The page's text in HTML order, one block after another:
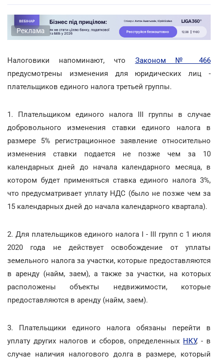
Реклама
Налоговики напоминают, что Законом № 466
предусмотрены изменения для юридических лиц -
плательщиков единого налога третьей группы.
1. Плательщиком единого налога III группы в случае
добровольного изменения ставки единого налога в
размере 5% регистрационное заявление относительно
изменения ставки подается не позже чем за 10
календарных дней до начала календарного месяца, в
котором будет применяться ставка единого налога 3%,
что предусматривает уплату НДС (было не позже чем за
15 календарных дней до начала календарного квартала).
2. Для плательщиков единого налога I - III групп с 1 июля
2020 года не действует освобождение от уплаты
земельного налога за участки, которые предоставляются
в аренду (найм, заем), а также за участки, на которых
расположены объекты недвижимости, которые
предоставляются в аренду (найм, заем).
3. Плательщики единого налога обязаны перейти в
уплату других налогов и сборов, определенных НКУ, - в
случае наличия налогового долга в размере, который